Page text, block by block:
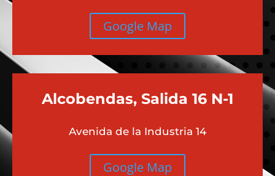
Google Map
Alcobendas, Salida 16 N-1
Avenida de la Industria 14
Google Map